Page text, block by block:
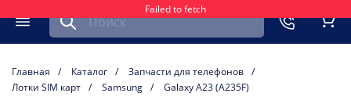
Failed to fetch
Меню
Найти запчасть для мобильного устройства
Главная Каталог
Запчасти для телефонов
Лотки SIM карт
Samsung Galaxy A23 (A235F)